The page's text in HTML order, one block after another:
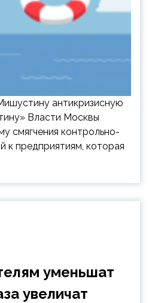
антикризисную
Власти Москвы
смягчения контрольно-
к предприятиям, которая
уменьшат
увеличат